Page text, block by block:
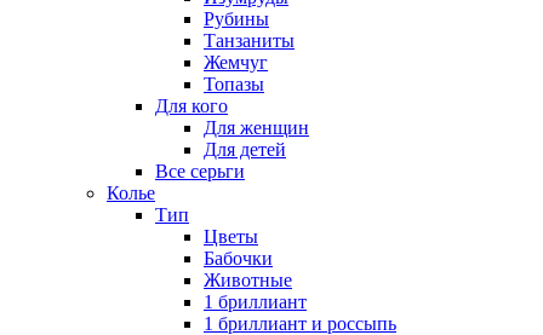
Рубины
Танзаниты
Жемчуг
Топазы
Для кого
Для женщин
Для детей
Все серьги
Колье
Тип
Цветы
Бабочки
Животные
1 бриллиант
1 бриллиант и россыпь